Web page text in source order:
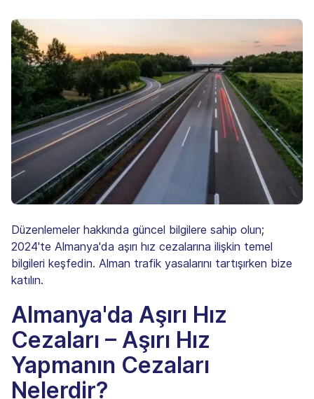
Düzenlemeler hakkında güncel bilgilere sahip olun;
2024'te Almanya'da aşırı hız cezalarına ilişkin temel
bilgileri keşfedin. Alman trafik yasalarını tartışırken bize
katılın.
Almanya'da Aşırı Hız
Cezaları – Aşırı Hız
Yapmanın Cezaları
Nelerdir?